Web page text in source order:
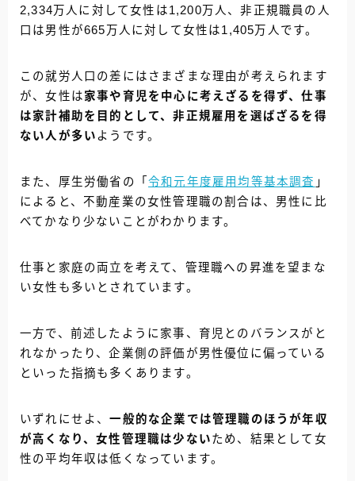
2,334万人に対して女性は1,200万人、非正規職員の人
口は男性が665万人に対して女性は1,405万人です。
この就労人口の差にはさまざまな理由が考えられます
が、女性は家事や育児を中心に考えざるを得ず、仕事
は家計補助を目的として、非正規雇用を選ばざるを得
ない人が多いようです。
また、厚生労働省の「 令和元年度雇用均等基本調査 」
によると、不動産業の女性管理職の割合は、男性に比
べてかなり少ないことがわかります。
仕事と家庭の両立を考えて、管理職への昇進を望まな
い女性も多いとされています。
一方で、前述したように家事、育児とのバランスがと
れなかったり、企業側の評価が男性優位に偏っている
といった指摘も多くあります。
いずれにせよ、一般的な企業では管理職のほうが年収
が高くなり、女性管理職は少ないため、結果として女
性の平均年収は低くなっています。